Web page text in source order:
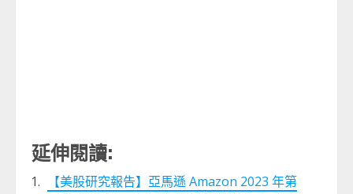
延伸閱讀:
【美股研究報告】亞馬遜 Amazon 2023 年第